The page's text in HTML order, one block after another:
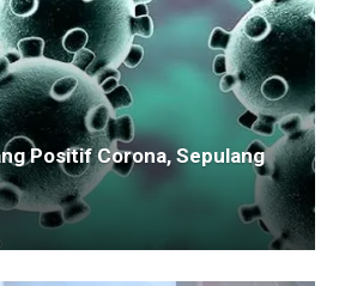
Positif Corona, Sepulang